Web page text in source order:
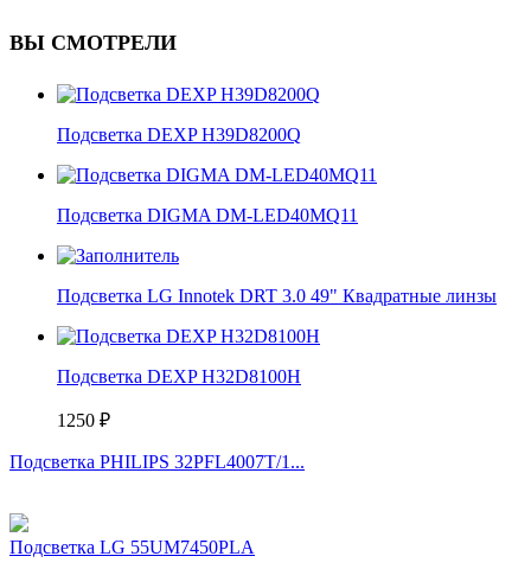
ВЫ СМОТРЕЛИ
Подсветка DEXP H39D8200Q
Подсветка DIGMA DM-LED40MQ11
Подсветка LG Innotek DRT 3.0 49" Квадратные линзы
Подсветка DEXP H32D8100H
1250 ₽
Подсветка PHILIPS 32PFL4007T/1...
Подсветка LG 55UM7450PLA